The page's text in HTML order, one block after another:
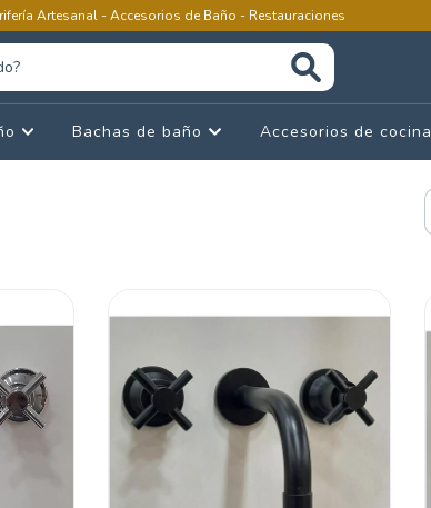
Artesanal - Accesorios de Baño - Restauraciones
Bachas de baño Accesorios de cocina